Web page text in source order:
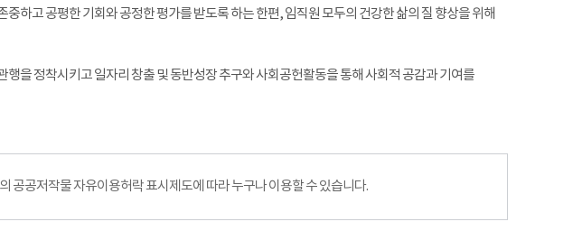
하고 공평한 기회와 공정한 평가를 받도록 하는 한편, 임직원 모두의 건강한 삶의 질 향상을 위해
을 정착시키고 일자리 창출 및 동반성장 추구와 사회공헌활동을 통해 사회적 공감과 기여를
공공저작물 자유이용허락 표시제도에 따라 누구나 이용할 수 있습니다.